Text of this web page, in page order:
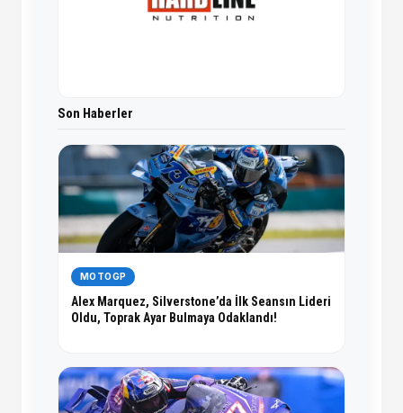
Son Haberler
MOTOGP
Alex Marquez, Silverstone’da İlk Seansın Lideri
Oldu, Toprak Ayar Bulmaya Odaklandı!